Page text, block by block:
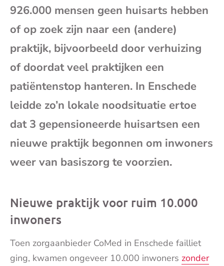
926.000 mensen geen huisarts hebben
of op zoek zijn naar een (andere)
praktijk, bijvoorbeeld door verhuizing
of doordat veel praktijken een
patiëntenstop hanteren. In Enschede
leidde zo’n lokale noodsituatie ertoe
dat 3 gepensioneerde huisartsen een
nieuwe praktijk begonnen om inwoners
weer van basiszorg te voorzien.
Nieuwe praktijk voor ruim 10.000
inwoners
Toen zorgaanbieder CoMed in Enschede failliet
ging, kwamen ongeveer 10.000 inwoners zonder